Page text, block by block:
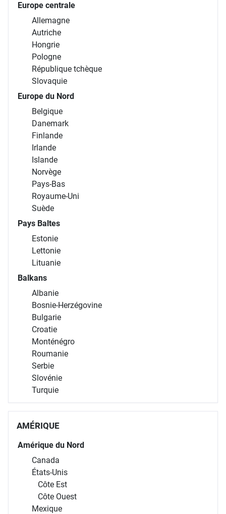
Europe centrale
Allemagne
Autriche
Hongrie
Pologne
République tchèque
Slovaquie
Europe du Nord
Belgique
Danemark
Finlande
Irlande
Islande
Norvège
Pays-Bas
Royaume-Uni
Suède
Pays Baltes
Estonie
Lettonie
Lituanie
Balkans
Albanie
Bosnie-Herzégovine
Bulgarie
Croatie
Monténégro
Roumanie
Serbie
Slovénie
Turquie
AMÉRIQUE
Amérique du Nord
Canada
États-Unis
Côte Est
Côte Ouest
Mexique